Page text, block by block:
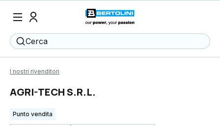
Cerca
I nostri rivenditori
AGRI-TECH S.R.L.
Punto vendita